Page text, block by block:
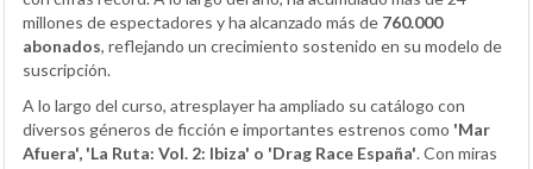
millones de espectadores y ha alcanzado más de 760.000
abonados, reflejando un crecimiento sostenido en su modelo de
suscripción.
A lo largo del curso, atresplayer ha ampliado su catálogo con
diversos géneros de ficción e importantes estrenos como 'Mar
Afuera', 'La Ruta: Vol. 2: Ibiza' o 'Drag Race España'. Con miras